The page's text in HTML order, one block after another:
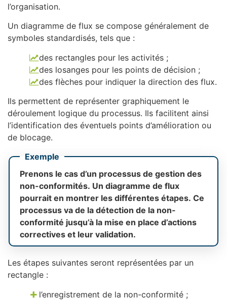
l’organisation.
Un diagramme de flux se compose généralement de
symboles standardisés, tels que :
des rectangles pour les activités ;
des losanges pour les points de décision ;
des flèches pour indiquer la direction des flux.
Ils permettent de représenter graphiquement le
déroulement logique du processus. Ils facilitent ainsi
l’identification des éventuels points d’amélioration ou
de blocage.
Exemple
Prenons le cas d’un processus de gestion des
non-conformités. Un diagramme de flux
pourrait en montrer les différentes étapes. Ce
processus va de la détection de la non-
conformité jusqu’à la mise en place d’actions
correctives et leur validation.
Les étapes suivantes seront représentées par un
rectangle :
l’enregistrement de la non-conformité ;